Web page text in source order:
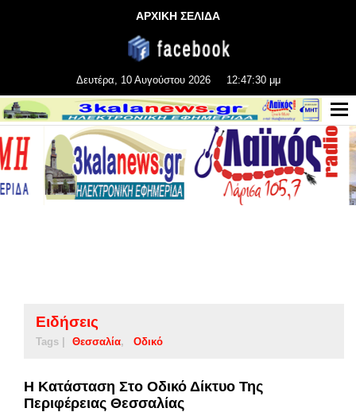
ΑΡΧΙΚΗ ΣΕΛΙΔΑ
Δευτέρα, 10 Αυγούστου 2026 12:47:31 μμ
Ειδήσεις
Tags | Θεσσαλία Οδικό
Η Κατάσταση Στο Οδικό Δίκτυο Της
Περιφέρειας Θεσσαλίας